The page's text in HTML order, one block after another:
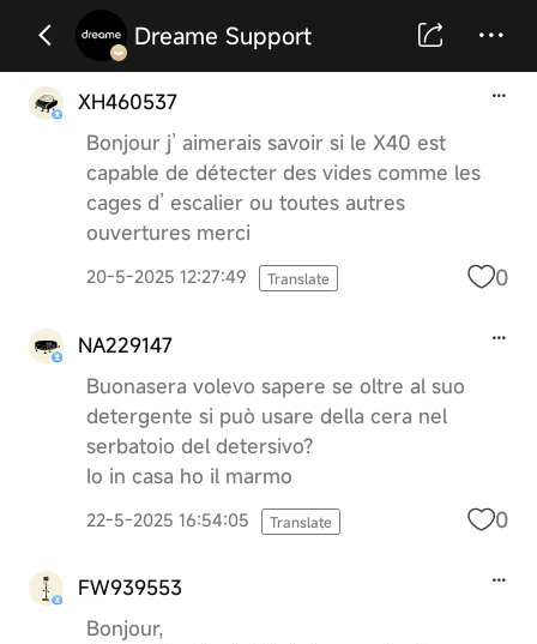
Dreame Support
XH460537
Bonjour j’ aimerais savoir si le X40 est
capable de détecter des vides comme les
cages d’ escalier ou toutes autres
ouvertures merci
20-5-2025 12:27:49 Translate 0
NA229147
Buonasera volevo sapere se oltre al suo
detergente si può usare della cera nel
serbatoio del detersivo?
Io in casa ho il marmo
22-5-2025 16:54:05 Translate 0
FW939553
Bonjour,